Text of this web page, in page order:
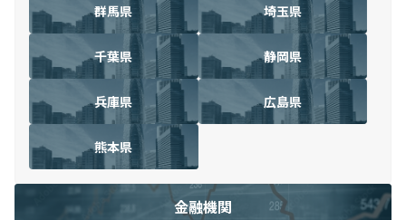
群馬県 埼玉県
千葉県 静岡県
兵庫県 広島県
熊本県
金融機関